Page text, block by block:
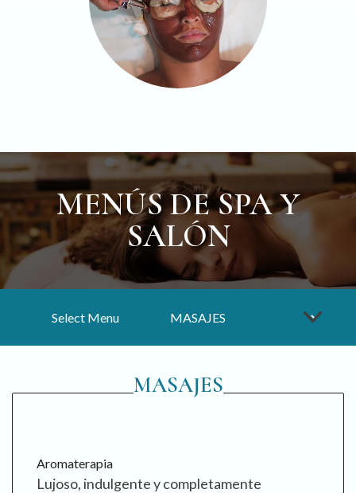
MENÚS DE SPA Y
SALÓN
Select Menu
MASAJES
Aromaterapia
Lujoso, indulgente y completamente